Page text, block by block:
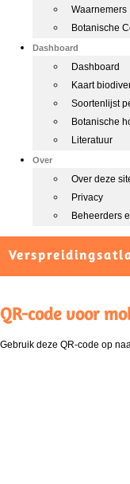
Waarnemers
Botanische
Dashboard
Dashboard
Kaart
Soortenlijst
Botanische
Literatuur
Over
Over deze
Privacy
Beheerders
QR-code voor
Gebruik deze QR-code op